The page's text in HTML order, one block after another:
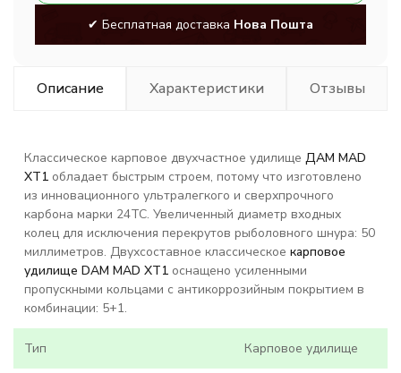
✔ Бесплатная доставка Нова Пошта
Описание Характеристики Отзывы
Классическое карповое двухчастное удилище ДАМ MAD
XT1 обладает быстрым строем, потому что изготовлено
из инновационного ультралегкого и сверхпрочного
карбона марки 24TC. Увеличенный диаметр входных
колец для исключения перекрутов рыболовного шнура: 50
миллиметров. Двухсоставное классическое карповое
удилище DAM MAD XT1 оснащено усиленными
пропускными кольцами с антикоррозийным покрытием в
комбинации: 5+1.
Тип Карповое удилище